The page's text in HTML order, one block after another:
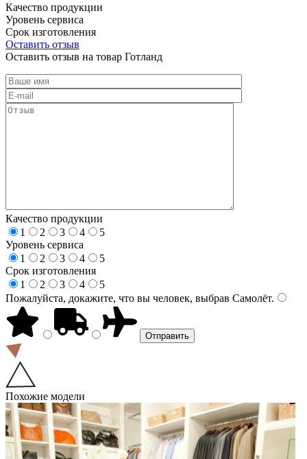
Качество продукции
Уровень сервиса
Срок изготовления
Оставить отзыв
Оставить отзыв на товар Готланд
Качество продукции
1
2 3 4
5
Уровень сервиса
1
2 3 4
5
Срок изготовления
1
2 3 4
5
Пожалуйста, докажите, что вы человек, выбрав Самолёт.
Похожие модели